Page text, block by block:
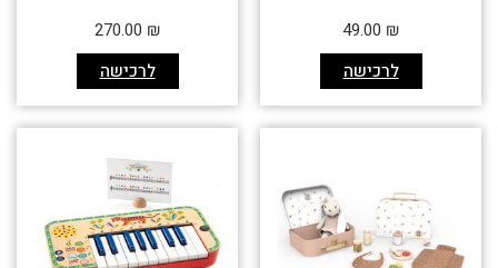
לרכישה
49.00 ₪
לרכישה
270.00 ₪